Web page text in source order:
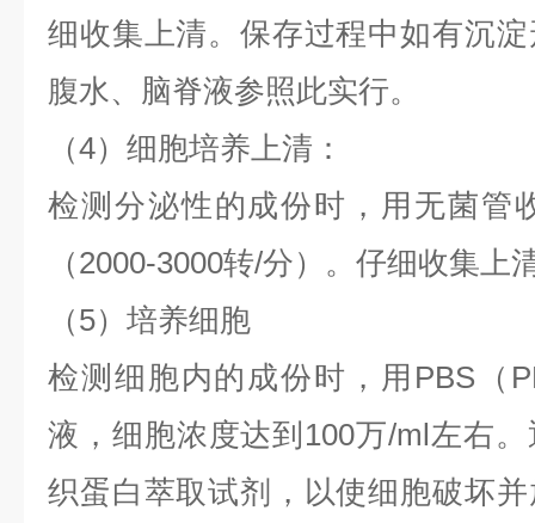
细收集上清。保存过程中如有沉
腹水、脑脊液参照此实行。
（4）细胞培养上清：
检测分泌性的成份时，用无菌管
（2000-3000转/分）。仔细收集上
（5）培养细胞
检测细胞内的成份时，用 PBS（
液，细胞浓度达到100万/ml左右
织蛋白萃取试剂，以使细胞破坏